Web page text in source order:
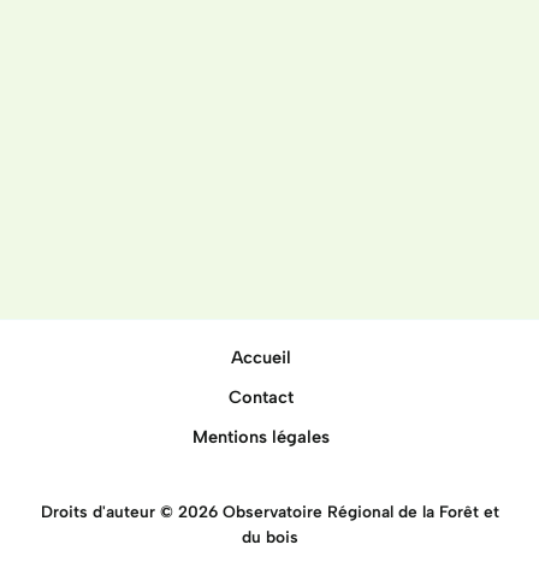
Accueil
Contact
Mentions légales
Droits d'auteur © 2026 Observatoire Régional de la Forêt et
du bois